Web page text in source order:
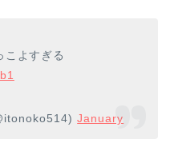
よすぎる
January